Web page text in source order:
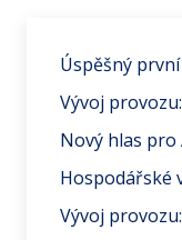
Úspěšný první
Vývoj
Nový hlas pro
Hospodářské
Vývoj